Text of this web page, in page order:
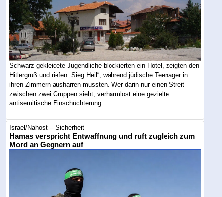
Schwarz gekleidete Jugendliche blockierten ein Hotel, zeigten den
Hitlergruß und riefen „Sieg Heil“, während jüdische Teenager in
ihren Zimmern ausharren mussten. Wer darin nur einen Streit
zwischen zwei Gruppen sieht, verharmlost eine gezielte
antisemitische Einschüchterung....
Israel/Nahost -- Sicherheit
Hamas verspricht Entwaffnung und ruft zugleich zum
Mord an Gegnern auf